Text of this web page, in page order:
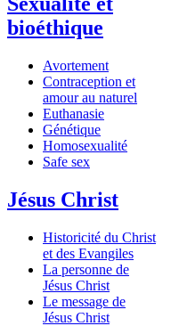
bioéthique
Avortement
Contraception et
amour au naturel
Euthanasie
Génétique
Homosexualité
Safe sex
Jésus Christ
Historicité du Christ
et des Evangiles
La personne de
Jésus Christ
Le message de
Jésus Christ